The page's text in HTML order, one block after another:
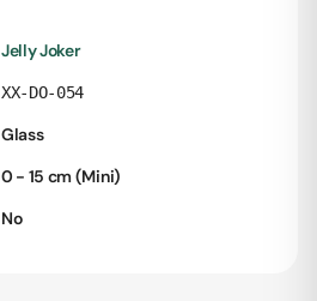
Jelly Joker
XX-DO-054
Glass
0 - 15 cm (Mini)
No